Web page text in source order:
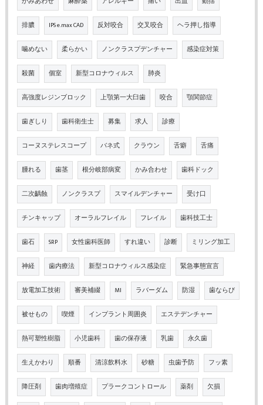
排膿 IPS e.max CAD 反対咬合 交叉咬合 ヘラ押し指導
噛めない 柔らかい ノンクラスプデンチャー 感染症対策
殺菌 個室 新型コロナウィルス 肺炎
高強度レジンブロック 上顎第一大臼歯 咬合 顎関節症
歯ぎしり 歯科衛生士 募集 求人 診療
コーヌステレスコープ バネ式 クラウン 舌癖 舌痛
腫れる 歯茎 根分岐部病変 かみ合わせ 歯科ドック
二次齲蝕 ノンクラスプ スマイルデンチャー 受け口
チンキャップ オーラルフレイル フレイル 歯科技工士
歯石 SRP 女性歯科医師 すれ違い 診断 ミリング加工
神経 歯内療法 新型コロナウィルス感染症 緊急事態宣言
放電加工技術 審美補綴 MI ラバーダム 防湿 歯ならび
被せもの 喫煙 インプラント周囲炎 エステデンチャー
熱可塑性樹脂 小児歯科 歯の保存液 乳歯 永久歯
生えかわり 順番 清涼飲料水 砂糖 虫歯予防 フッ素
降圧剤 歯肉増殖症 プラークコントロール 薬剤 欠損